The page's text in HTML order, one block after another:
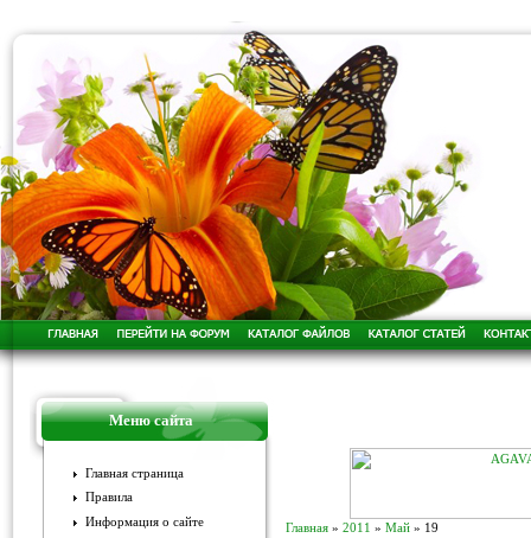
Меню сайта
Главная страница
Правила
Информация о сайте
Главная » 2011 » Май » 19